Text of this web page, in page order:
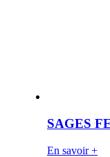
SAGES
En savoir +